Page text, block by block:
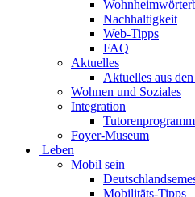
Nachhaltigkeit
Web-Tipps
FAQ
Aktuelles
Aktuelles aus
Wohnen und Soziales
Integration
Tutorenprogramm
Foyer-Museum
Leben
Mobil sein
Mobilitäts-Tipps